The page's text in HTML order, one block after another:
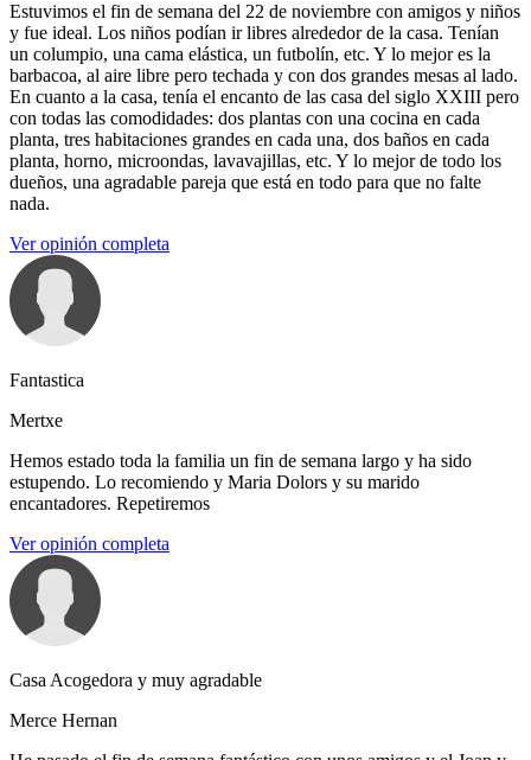
Estuvimos el fin de semana del 22 de noviembre con amigos y niños
y fue ideal. Los niños podían ir libres alrededor de la casa. Tenían
un columpio, una cama elástica, un futbolín, etc. Y lo mejor es la
barbacoa, al aire libre pero techada y con dos grandes mesas al lado.
En cuanto a la casa, tenía el encanto de las casa del siglo XXIII pero
con todas las comodidades: dos plantas con una cocina en cada
planta, tres habitaciones grandes en cada una, dos baños en cada
planta, horno, microondas, lavavajillas, etc. Y lo mejor de todo los
dueños, una agradable pareja que está en todo para que no falte
nada.
Ver opinión completa
Fantastica
Mertxe
Hemos estado toda la familia un fin de semana largo y ha sido
estupendo. Lo recomiendo y Maria Dolors y su marido
encantadores. Repetiremos
Ver opinión completa
Casa Acogedora y muy agradable
Merce Hernan